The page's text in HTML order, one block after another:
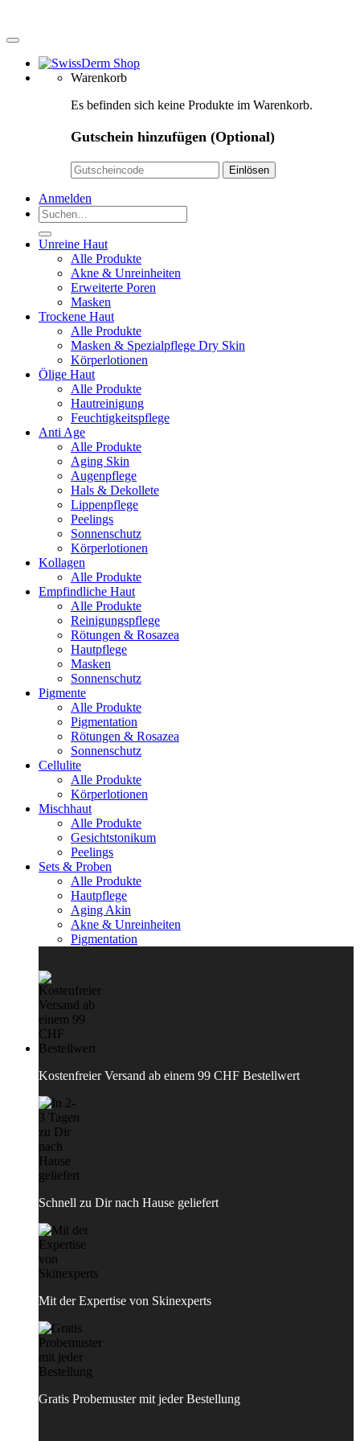
Warenkorb
Es befinden sich keine Produkte im Warenkorb.
Gutschein hinzufügen (Optional)
Anmelden
Suchen
nach:
Unreine Haut
Alle Produkte
Akne & Unreinheiten
Erweiterte Poren
Masken
Trockene Haut
Alle Produkte
Masken & Spezialpflege Dry Skin
Körperlotionen
Ölige Haut
Alle Produkte
Hautreinigung
Feuchtigkeitspflege
Anti Age
Alle Produkte
Aging Skin
Augenpflege
Hals & Dekollete
Lippenpflege
Peelings
Sonnenschutz
Körperlotionen
Kollagen
Alle Produkte
Empfindliche Haut
Alle Produkte
Reinigungspflege
Rötungen & Rosazea
Hautpflege
Masken
Sonnenschutz
Pigmente
Alle Produkte
Pigmentation
Rötungen & Rosazea
Sonnenschutz
Cellulite
Alle Produkte
Körperlotionen
Mischhaut
Alle Produkte
Gesichtstonikum
Peelings
Sets & Proben
Alle Produkte
Hautpflege
Aging Akin
Akne & Unreinheiten
Pigmentation
Kostenfreier Versand ab einem 99 CHF Bestellwert
Schnell zu Dir nach Hause geliefert
Mit der Expertise von Skinexperts
Gratis Probemuster mit jeder Bestellung